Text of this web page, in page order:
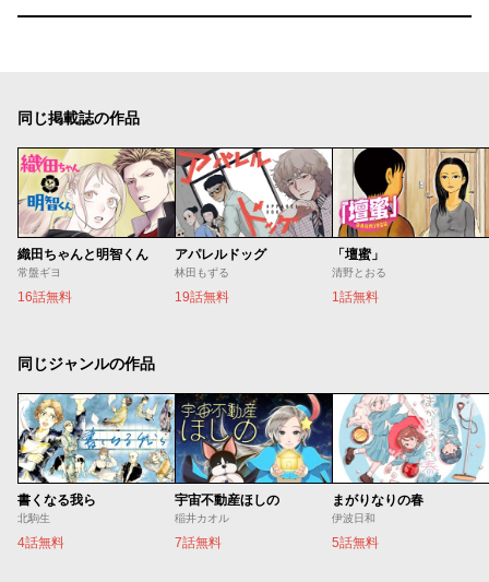
同じ掲載誌の作品
織田ちゃんと明智くん
常盤ギヨ
16話無料
アパレルドッグ
林田もずる
19話無料
「壇蜜」
清野とおる
1話無料
同じジャンルの作品
書くなる我ら
北駒生
4話無料
宇宙不動産ほしの
稲井カオル
7話無料
まがりなりの春
伊波日和
5話無料